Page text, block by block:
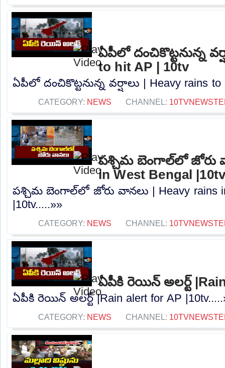
ఏపీలో దంచికొట్టనున్న
to hit AP | 10tv
ఏపీలో దంచికొట్టనున్న వర్షాలు | Heavy rains to
CATEGORY: NEWS CHANNEL:
పశ్చిమ బెంగాల్‌లో జోరు
in West Bengal
పశ్చిమ బెంగాల్‌లో జోరు వానలు | Heavy rains
|10tv.....»»
CATEGORY: NEWS CHANNEL:
ఏపీకి రెయిన్ అలర్ట్
ఏపీకి రెయిన్ అలర్ట్ |Rain alert for AP
CATEGORY: NEWS CHANNEL: